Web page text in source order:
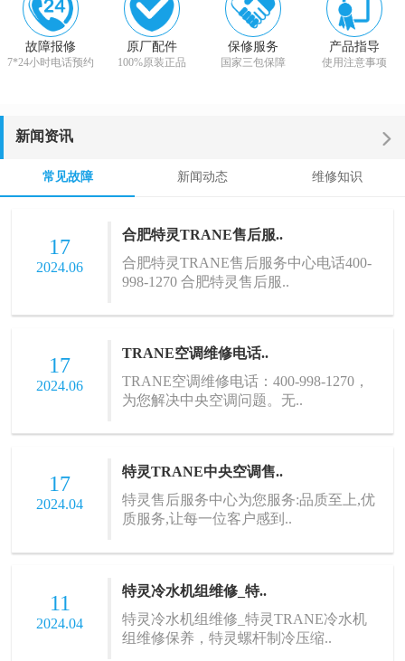
故障报修
7*24小时电话预约
原厂配件
100%原装正品
保修服务
国家三包保障
产品指导
使用注意事项
新闻资讯
常见故障 新闻动态 维修知识
17
2024.06
合肥特灵TRANE售后服..
合肥特灵TRANE售后服务中心电话400-
998-1270 合肥特灵售后服..
17
2024.06
TRANE空调维修电话..
TRANE空调维修电话：400-998-1270，
为您解决中央空调问题。无..
17
2024.04
特灵TRANE中央空调售..
特灵售后服务中心为您服务:品质至上,优
质服务,让每一位客户感到..
11
2024.04
特灵冷水机组维修_特..
特灵冷水机组维修_特灵TRANE冷水机
组维修保养，特灵螺杆制冷压缩..